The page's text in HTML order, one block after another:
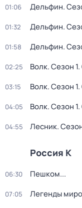
01:06 Дельфин.
01:32 Дельфин.
01:58 Дельфин.
02:25 Волк. Сезон 1
03:15 Волк. Сезон 1
04:05 Волк. Сезон 1
04:55 Лесник.
Россия К
06:30 Пешком...
07:05 Легенды